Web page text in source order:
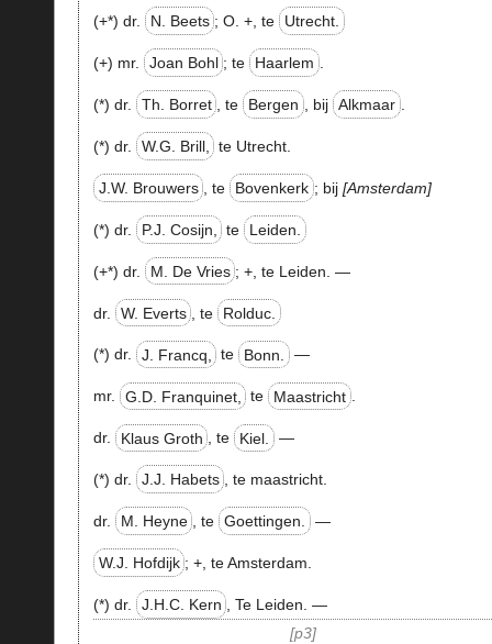
(+*) dr. N. Beets ; O.+ , te Utrecht.
(+) mr. Joan Bohl ; te Haarlem
(*) dr. Th. Borret , te Bergen , bij Alkmaar .
(*) dr. W.G. Brill, te Utrecht.
J.W. Brouwers , te Bovenkerk ; bij Amsterdam
(*) dr. P.J. Cosijn, te Leiden.
(+*) dr. M. De Vries ;+ , te Leiden. —
dr. W. Everts , te Rolduc.
(*) dr. J. Francq, te Bonn. —
mr. G.D. Franquinet, te Maastricht .
dr. Klaus Groth , te Kiel. —
(*) dr. J.J. Habets , te maastricht.
dr. M. Heyne , te Goettingen. —
W.J. Hofdijk ;+, te Amsterdam.
(*) dr. J.H.C. Kern , Te Leiden. —
p3